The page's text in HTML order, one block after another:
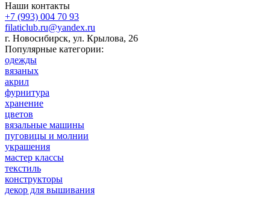
Наши контакты
+7 (993) 004 70 93
filaticlub.ru@yandex.ru
г. Новосибирск, ул. Крылова, 26
Популярные категории:
одежды
вязаных
акрил
фурнитура
хранение
цветов
вязальные машины
пуговицы и молнии
украшения
мастер классы
текстиль
конструкторы
декор для вышивания